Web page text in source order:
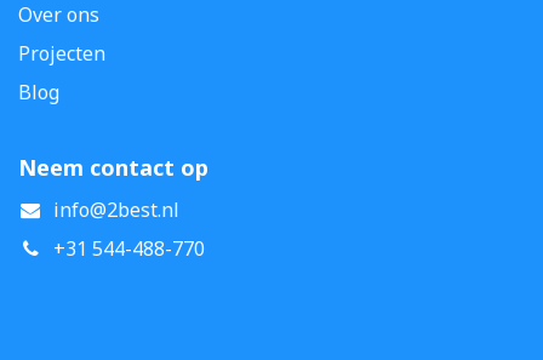
Over ons
Projecten
Blog
Neem contact op
info@2best.nl
+31 544-488-770